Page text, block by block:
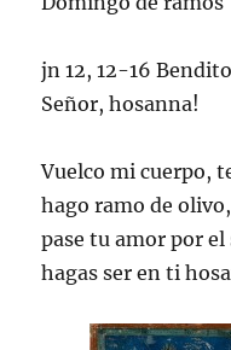
jn 12, 12-16
Señor, hosanna!
Vuelco mi cuerpo,
hago ramo de
pase tu amor por
hagas ser en ti